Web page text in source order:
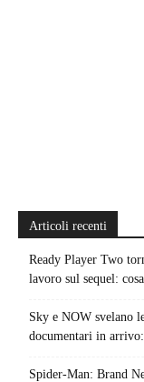
Articoli recenti
Ready Player Two
lavoro sul sequel:
Sky e NOW svelano
documentari in
Spider-Man: Brand